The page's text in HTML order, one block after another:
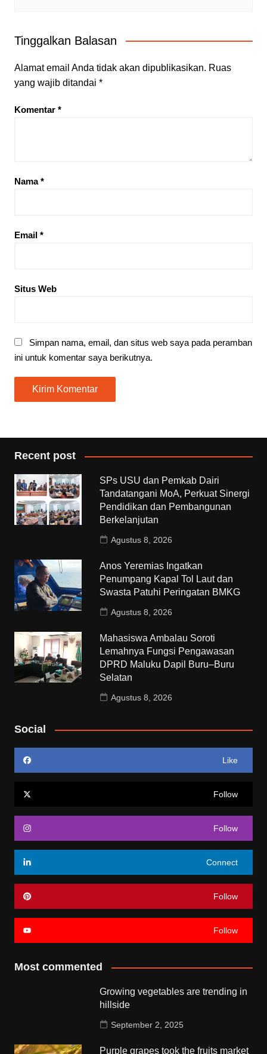
Tinggalkan Balasan
Alamat email Anda tidak akan dipublikasikan. Ruas
yang wajib ditandai *
Komentar *
Nama*
Email *
Situs Web
Simpan nama, email, dan situs web saya pada peramban
ini untuk komentar saya berikutnya.
Recent post
SPs USU dan Pemkab Dairi
Tandatangani MoA, Perkuat Sinergi
Pendidikan dan Pembangunan
Berkelanjutan
Agustus 8, 2026
Anos Yeremias Ingatkan
Penumpang Kapal Tol Laut dan
Swasta Patuhi Peringatan BMKG
Agustus 8, 2026
Mahasiswa Ambalau Soroti
Lemahnya Fungsi Pengawasan
DPRD Maluku Dapil Buru–Buru
Selatan
Agustus 8, 2026
Social
Like
Follow
Follow
Connect
Follow
Follow
Most commented
Growing vegetables are trending in
hillside
September 2, 2025
Purple grapes took the fruits market